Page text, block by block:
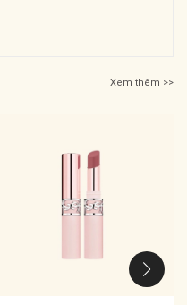
Xem thêm >>